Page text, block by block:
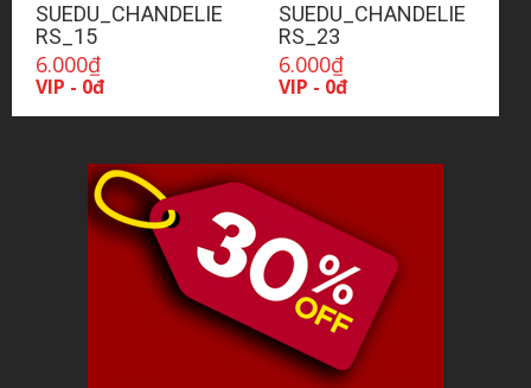
SUEDU_CHANDELIE
RS_15
6.000₫
VIP - 0đ
SUEDU_CHANDELIE
RS_23
6.000₫
VIP - 0đ